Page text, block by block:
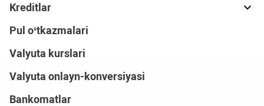
Kreditlar
Pul o‘tkazmalari
Valyuta kurslari
Valyuta onlayn-konversiyasi
Bankomatlar